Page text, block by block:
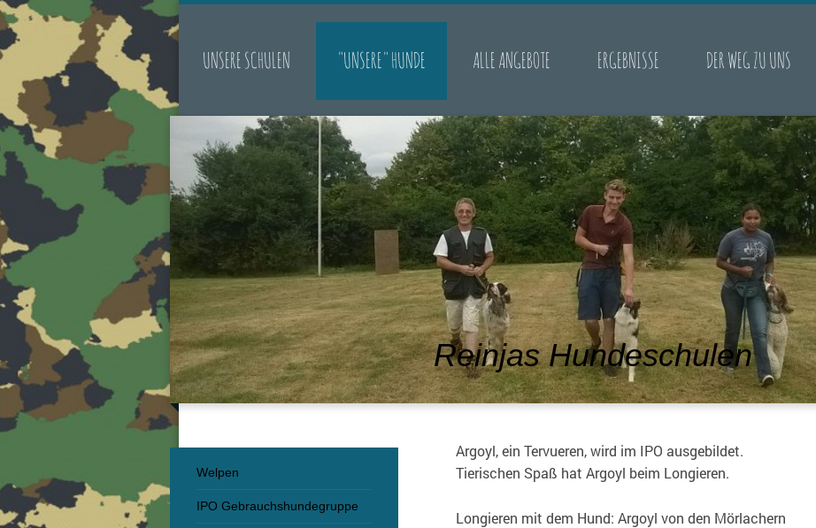
UNSERE SCHULEN "UNSERE" HUNDE ALLE ANGEBOTE ERGEBNISSE DER WEG ZU UNS
Reinjas Hundeschulen
Argoyl, ein Tervueren, wird im IPO ausgebildet.
Tierischen Spaß hat Argoyl beim Longieren.
Longieren mit dem Hund: Argoyl von den Mörlachern
Welpen
IPO Gebrauchshundegruppe